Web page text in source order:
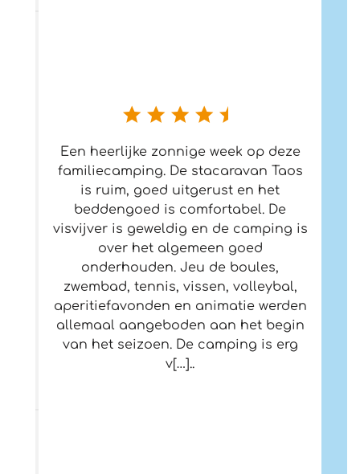
Een heerlijke zonnige week op deze
familiecamping. De stacaravan Taos
is ruim, goed uitgerust en het
beddengoed is comfortabel. De
visvijver is geweldig en de camping is
over het algemeen goed
onderhouden. Jeu de boules,
zwembad, tennis, vissen, volleybal,
aperitiefavonden en animatie werden
allemaal aangeboden aan het begin
van het seizoen. De camping is erg
v[…]..